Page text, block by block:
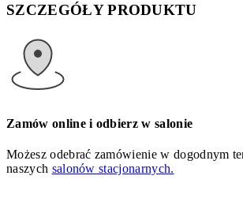
SZCZEGÓŁY PRODUKTU
Zamów online i odbierz w salonie
Możesz odebrać zamówienie w dogodnym
naszych salonów stacjonarnych.